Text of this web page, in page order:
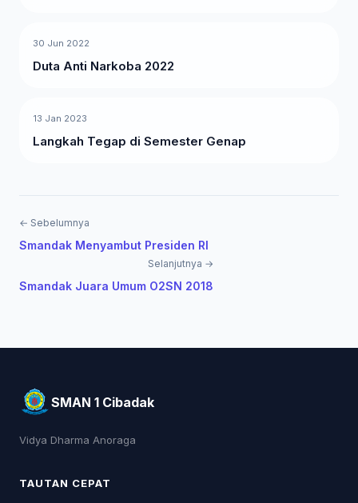
30 Jun 2022
Duta Anti Narkoba 2022
13 Jan 2023
Langkah Tegap di Semester Genap
← Sebelumnya
Smandak Menyambut Presiden RI
Selanjutnya →
Smandak Juara Umum O2SN 2018
SMAN 1 Cibadak
Vidya Dharma Anoraga
TAUTAN CEPAT